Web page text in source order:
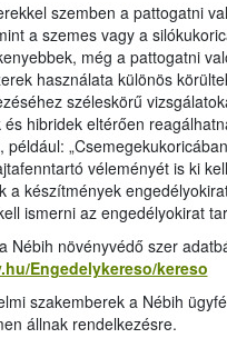
szemben a pattogatni
a szemes vagy a
még a pattogatni
használata különös
széleskörű
hibridek eltérően
véleményét is ki
a készítmények
ismerni az engedélyokirat
Nébih növényvédő szer
Engedelykereso/kereso
szakemberek a Nébih
állnak rendelkezésre.